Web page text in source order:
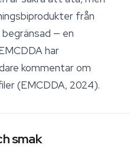
från
— en
har
kommentar om
(EMCDDA, 2024).
smak